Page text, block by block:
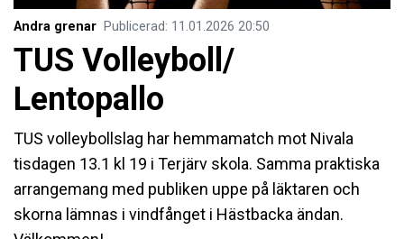
Andra grenar Publicerad: 11.01.2026 20:50
TUS Volleyboll/
Lentopallo
TUS volleybollslag har hemmamatch mot Nivala
tisdagen 13.1 kl 19 i Terjärv skola. Samma praktiska
arrangemang med publiken uppe på läktaren och
skorna lämnas i vindfånget i Hästbacka ändan.